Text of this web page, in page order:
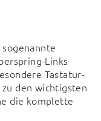
Links
Tastatur-
den wichtigsten
die komplette